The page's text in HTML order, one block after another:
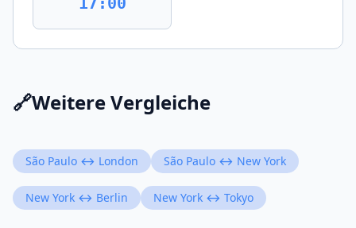
🔗Weitere Vergleiche
São Paulo ↔ London São Paulo ↔ New York
New York ↔ Berlin New York ↔ Tokyo